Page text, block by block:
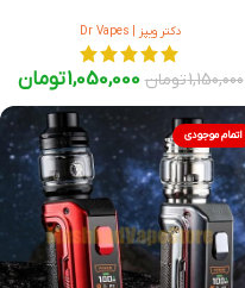
دکتر ویپز | Dr Vapes
1,150,000تومان 1,050,000تومان
اتمام موجودی